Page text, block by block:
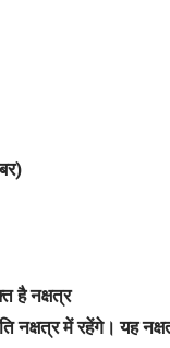
है नक्षत्र
नक्षत्र में रहेंगे। यह